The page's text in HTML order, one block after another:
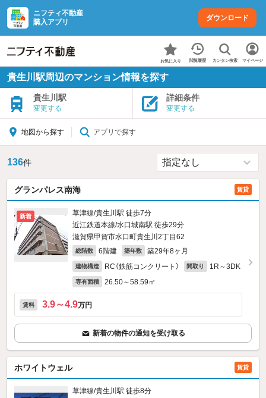
ニフティ不動産
購入アプリ
ダウンロード
お気に入り 閲覧履歴 カンタン検索 マイページ
貴生川駅周辺のマンション情報を探す
貴生川駅
変更する
詳細条件
変更する
地図から探す アプリで探す
136件
グランパレス南海 賃貸
新着
草津線/貴生川駅 徒歩7分
近江鉄道本線/水口城南駅 徒歩29分
滋賀県甲賀市水口町貴生川2丁目62
総階数 6階建 築年数 築29年8ヶ月
建物構造 RC（鉄筋コンクリート） 間取り 1R～3DK
専有面積 26.50～58.59㎡
賃料 3.9～4.9万円
新着の物件の通知を受け取る
ホワイトウェル 賃貸
草津線/貴生川駅 徒歩8分